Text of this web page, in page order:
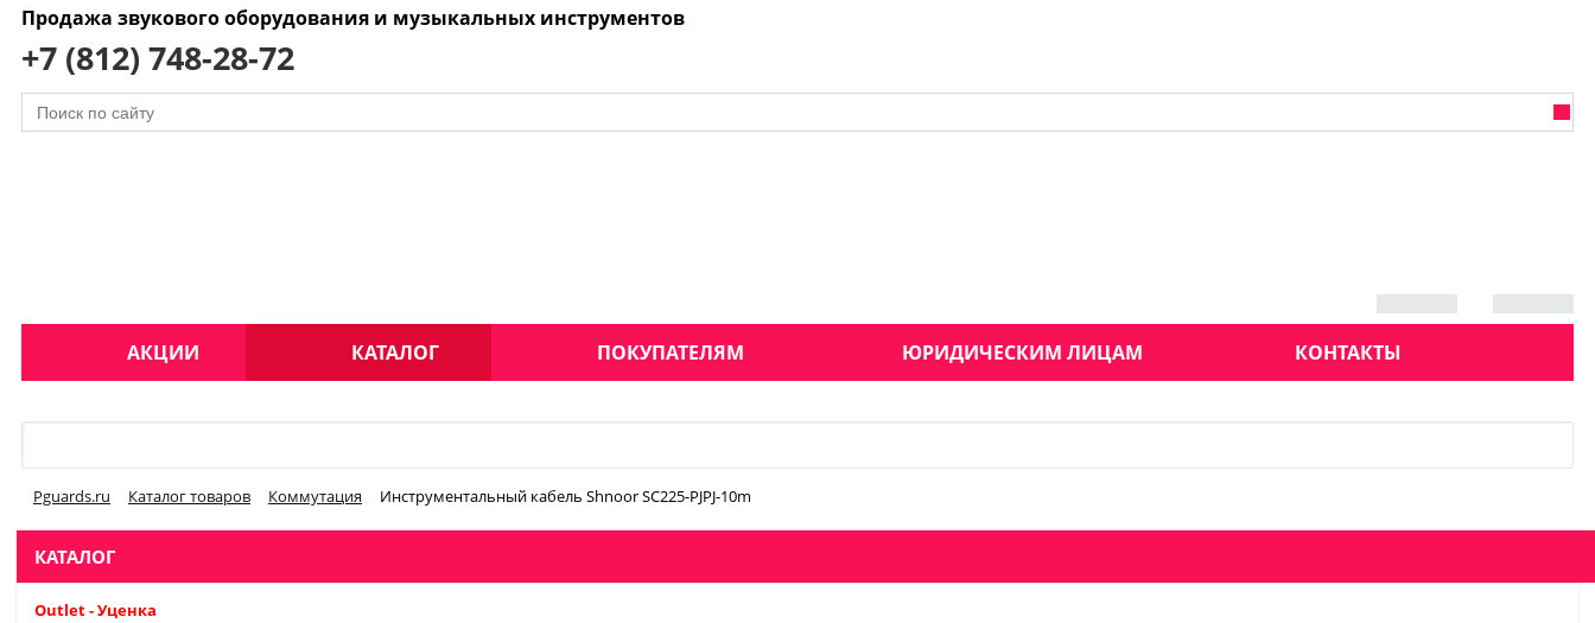
Продажа звукового оборудования и музыкальных инструментов
+7 (812) 748-28-72
АКЦИИ КАТАЛОГ ПОКУПАТЕЛЯМ ЮРИДИЧЕСКИМ ЛИЦАМ КОНТАКТЫ
Pguards.ru Каталог товаров Коммутация Инструментальный кабель Shnoor SC225-PJPJ-10m
КАТАЛОГ
Outlet - Уценка